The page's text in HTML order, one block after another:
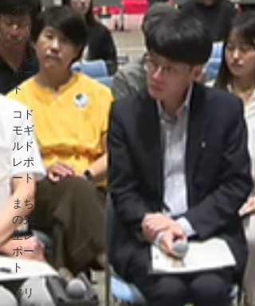
オン
ライ
ン授
業レ
ポー
ト
コド
モギ
ルド
レポ
ート
まち
の先
生レ
ポー
ト
フリ